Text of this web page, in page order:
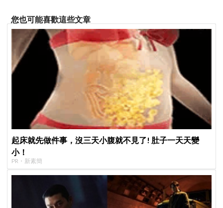
您也可能喜歡這些文章
起床就先做件事，沒三天小腹就不見了! 肚子一天天變
小！
PR・新素簡